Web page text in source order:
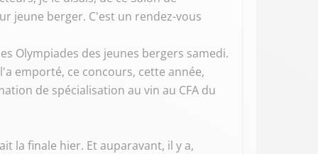
jeune berger. C'est un rendez-vous
Olympiades des jeunes bergers samedi.
emporté, ce concours, cette année,
de spécialisation au vin au CFA du
la finale hier. Et auparavant, il y a,